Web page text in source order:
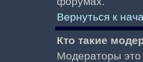
Вернуться к
Кто такие
Модераторы это